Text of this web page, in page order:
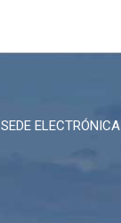
SEDE ELECTRÓNICA